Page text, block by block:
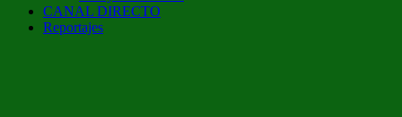
CANAL DIRECTO
Reportajes